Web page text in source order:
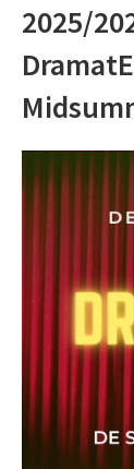
Book
Jeu aux
STUDIO71
Voyages et
2025/